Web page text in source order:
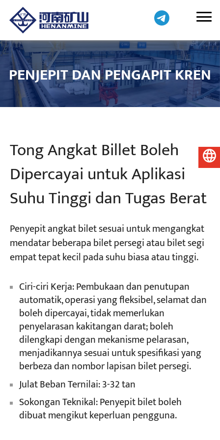
PENJEPIT DAN PENGAPIT KREN
Tong Angkat Billet Boleh
Dipercayai untuk Aplikasi
Suhu Tinggi dan Tugas Berat
Penyepit angkat bilet sesuai untuk mengangkat
mendatar beberapa bilet persegi atau bilet segi
empat tepat kecil pada suhu biasa atau tinggi.
Ciri-ciri Kerja: Pembukaan dan penutupan
automatik, operasi yang fleksibel, selamat dan
boleh dipercayai, tidak memerlukan
penyelarasan kakitangan darat; boleh
dilengkapi dengan mekanisme pelarasan,
menjadikannya sesuai untuk spesifikasi yang
berbeza dan nombor lapisan bilet persegi.
Julat Beban Ternilai: 3-32 tan
Sokongan Teknikal: Penyepit bilet boleh
dibuat mengikut keperluan pengguna.
Bahasa Melayu